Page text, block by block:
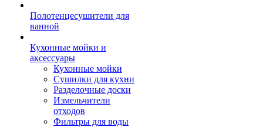
Полотенцесушители для
ванной
Кухонные мойки и
аксессуары
Кухонные мойки
Сушилки для кухни
Разделочные доски
Измельчители
отходов
Фильтры для воды